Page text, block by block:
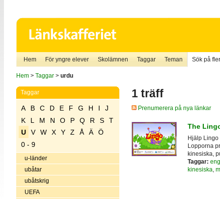
Hem För yngre elever Skolämnen Taggar Teman Sök på
Hem> Taggar> urdu
Taggar
A B C D E F G H I
J
K
L M N O P Q R S
T
U
V W X Y Z Å Ä
Ö
0 - 9
u-länder
ubåtar
ubåtskrig
UEFA
1 träff
Prenumerera på nya länkar
The
Hjälp Lingo
Lopporna
kinesiska,
Taggar:
kinesiska